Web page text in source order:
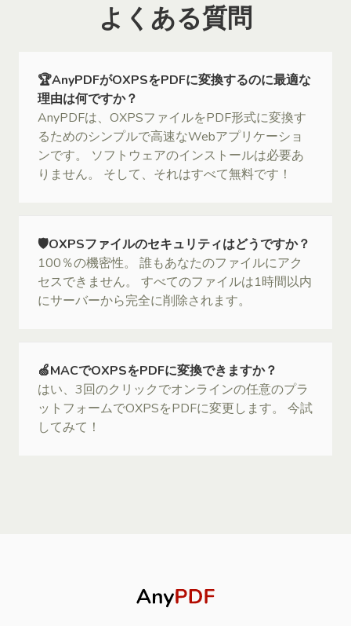
よくある質問
🏆AnyPDFがOXPSをPDFに変換するのに最適な
理由は何ですか？
AnyPDFは、OXPSファイルをPDF形式に変換す
るためのシンプルで高速なWebアプリケーショ
ンです。 ソフトウェアのインストールは必要あ
りません。 そして、それはすべて無料です！
🛡OXPSファイルのセキュリティはどうですか？
100％の機密性。 誰もあなたのファイルにアク
セスできません。 すべてのファイルは1時間以内
にサーバーから完全に削除されます。
🍏MACでOXPSをPDFに変換できますか？
はい、3回のクリックでオンラインの任意のプラ
ットフォームでOXPSをPDFに変更します。 今試
してみて！